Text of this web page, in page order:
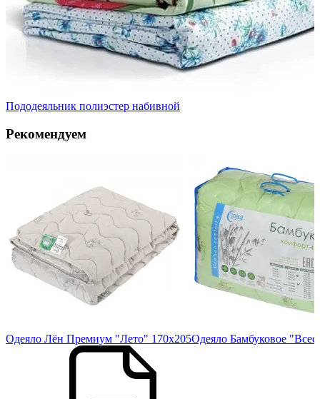
Пододеяльник полиэстер набивной
Рекомендуем
Одеяло Лён Премиум "Лето" 170х205Одеяло Бамбуковое